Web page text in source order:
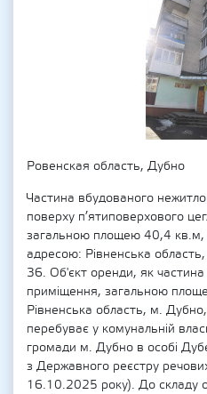
Ровенская область, Дубно
Частина вбудованого
поверху п’ятиповерхового
загальною площею 40,4 кв.м,
адресою: Рівненська
36. Об'єкт оренди, як
приміщення, загальною
Рівненська область, м.
перебуває у комунальній
громади м. Дубно в особі
з Державного реєстру
16.10.2025 року). До складу